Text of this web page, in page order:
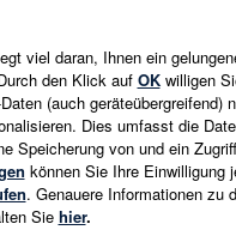
E-Mail-Adresse eingeben
Es gelten die Datenschutzrichtlinien